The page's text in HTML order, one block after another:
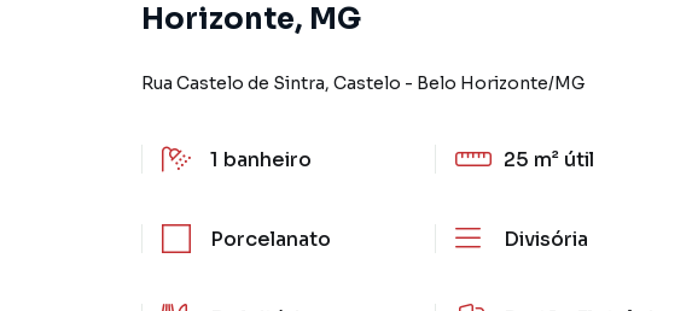
Horizonte, MG
Rua Castelo de Sintra, Castelo - Belo Horizonte/MG
1 banheiro 25 m² útil
Porcelanato Divisória